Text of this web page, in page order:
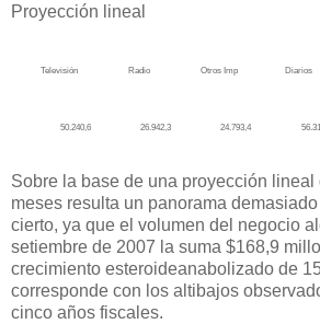
Proyección lineal
Televisión Radio Otros Imp Diarios
50.240,6 26.942,3 24.793,4
Sobre la base de una proyección
meses resulta un panorama
cierto, ya que el volumen del negocio
setiembre de 2007 la suma $168,9
crecimiento esteroideanabolizado de
corresponde con los altibajos
cinco años fiscales.